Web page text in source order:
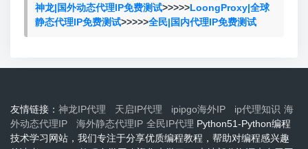
神龙|国外动态代理IP免费测试>>>>>LoongProxy|全球
静态代理IP免费测试>>>>>全民|国内代理IP免费测试
友情链接： 神龙IP代理 天启IP代理 ipipgo海外IP ip代理知识 海
外动态代理IP
海外静态代理IP 全民IP代理 Python51-Python编程
技术学习网站，我们专注于分享优质编程教程，帮助对编程感兴趣